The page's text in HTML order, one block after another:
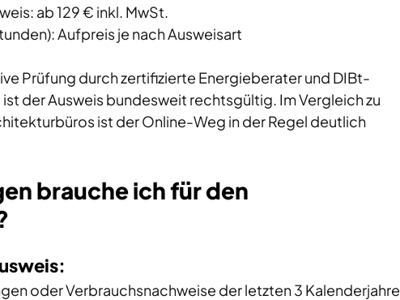
ab 129 € inkl. MwSt.
Aufpreis je nach Ausweisart
Prüfung durch zertifizierte Energieberater und DIBt-
der Ausweis bundesweit rechtsgültig. Im Vergleich zu
ist der Online-Weg in der Regel deutlich
brauche ich für den
oder Verbrauchsnachweise der letzten 3 Kalenderjahre